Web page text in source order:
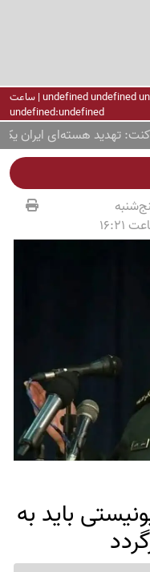
undefined undefined undefined undefined | ساعت
undefined:undefined
تهدید هسته‌ای ایران یک
باید به